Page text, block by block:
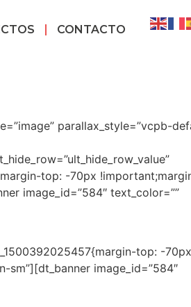
CONTACTO
parallax_style=”vcpb-
top: -70px
image_id=”584″ text_color=””
top: -70px
image_id=”584″